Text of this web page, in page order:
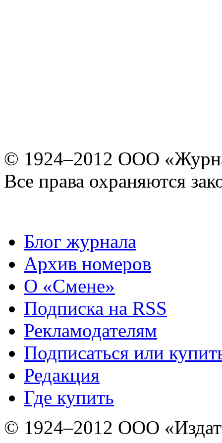
© 1924–2012 ООО
Все права охраняются
Блог журнала
Архив номеров
О «Смене»
Подписка на RSS
Рекламодателям
Подписаться или
Редакция
Где купить
© 1924–2012 ООО